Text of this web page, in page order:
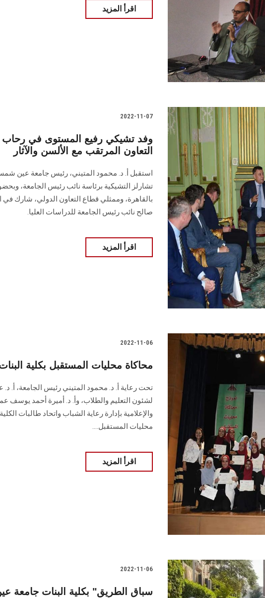
اقرأ المزيد
2022-11-07
وفد تشيكي رفيع المستوى في
التعاون المرتقب مع الألسن والآثار
استقبل أ. د. محمود المتيني، رئيس جامعة عين
تشارلز التشيكية برئاسة نائب رئيس الجامعة،
بالقاهرة، وممثلي قطاع التعاون الدولي، شارك
صالح نائب رئيس الجامعة للدراسات العليا.
اقرأ المزيد
2022-11-06
محاكاة محليات المستقبل بكلية
تحت رعاية أ. د. محمود المتيني رئيس الجامعة، أ.
لشئون التعليم والطلاب، وأ. د. أميرة أحمد يوسف
والإعلامية بإدارة رعاية الشباب واتحاد طالبات
محليات المستقبل....
اقرأ المزيد
2022-11-06
"سباق الطريق" بكلية البنات